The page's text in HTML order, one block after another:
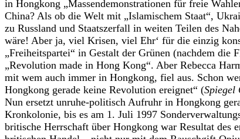
in Hongkong „Massendemonstrationen für freie
China? Als ob die Welt mit „Islamischem Staat“,
zu Russland und Staatszerfall in weiten Teilen des
wäre! Aber ja, viel Krisen, viel Ehr‘ für die einzig
„Freiheitspartei“ in Gestalt der Grünen (nachdem
„Revolution made in Hong Kong“. Aber Rebecca
mit wem auch immer in Hongkong, fiel aus. Schon
Hongkong gerade keine Revolution ereignet“ (Spiegel
Nun ersetzt unruhe-politisch Aufruhr in Hongkong
Kronkolonie, bis es am 1. Juli 1997
britische Herrschaft über Hongkong war Resultat des